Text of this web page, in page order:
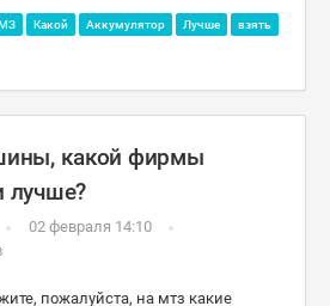
Какой Аккумулятор Лучше
взять
какой фирмы
лучше?
02 февраля 14:10
пожалуйста, на мтз какие